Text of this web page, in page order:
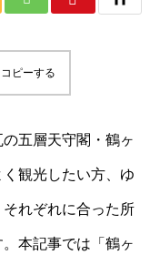
ピーする
五層天守閣・鶴ヶ
観光したい方、ゆ
れぞれに合った所
本記事では「鶴ヶ